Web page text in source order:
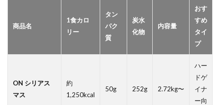
商品名
1食カロ
リー
タン
パク
質
炭水
化物
内容量
おす
すめ
タイ
プ
ON シリアス
マス
約
1,250kcal
50g 252g 2.72kg〜
ハー
ドゲ
イナ
ー向